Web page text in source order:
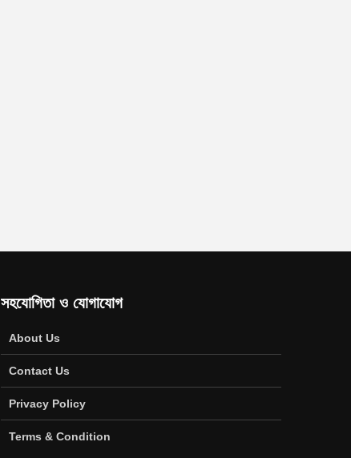
সহযোগিতা ও যোগাযোগ
About Us
Contact Us
Privacy Policy
Terms & Condition